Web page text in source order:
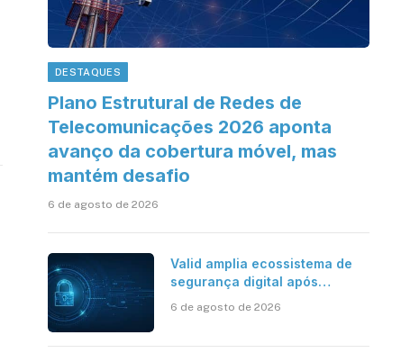
DESTAQUES
Plano Estrutural de Redes de
Telecomunicações 2026 aponta
avanço da cobertura móvel, mas
mantém desafio
6 de agosto de 2026
Valid amplia ecossistema de
segurança digital após
6 de agosto de 2026